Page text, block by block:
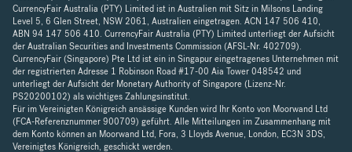
CurrencyFair Australia (PTY) Limited ist in Australien mit Sitz in Milsons Landing
Level 5, 6 Glen Street, NSW 2061, Australien eingetragen. ACN 147 506 410,
ABN 94 147 506 410. CurrencyFair Australia (PTY) Limited unterliegt der Aufsicht
der Australian Securities and Investments Commission (AFSL-Nr. 402709).
CurrencyFair (Singapore) Pte Ltd ist ein in Singapur eingetragenes Unternehmen mit
der registrierten Adresse 1 Robinson Road #17-00 Aia Tower 048542 und
unterliegt der Aufsicht der Monetary Authority of Singapore (Lizenz-Nr.
PS20200102) als wichtiges Zahlungsinstitut.
Für im Vereinigten Königreich ansässige Kunden wird Ihr Konto von Moorwand Ltd
(FCA-Referenznummer 900709) geführt. Alle Mitteilungen im Zusammenhang mit
dem Konto können an Moorwand Ltd, Fora, 3 Lloyds Avenue, London, EC3N 3DS,
Vereinigtes Königreich, geschickt werden.